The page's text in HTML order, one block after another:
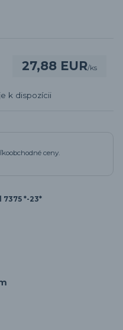
27,88 EUR/ks
k dispozícii
ceny.
7375 *-23*